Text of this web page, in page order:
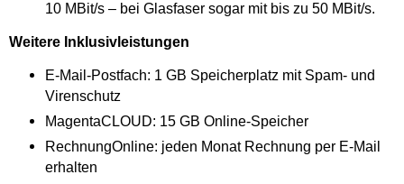
10 MBit/s – bei Glasfaser sogar mit bis zu 50 MBit/s.
Weitere Inklusivleistungen
E-Mail-Postfach: 1 GB Speicherplatz mit Spam- und
Virenschutz
MagentaCLOUD: 15 GB Online-Speicher
RechnungOnline: jeden Monat Rechnung per E-Mail
erhalten